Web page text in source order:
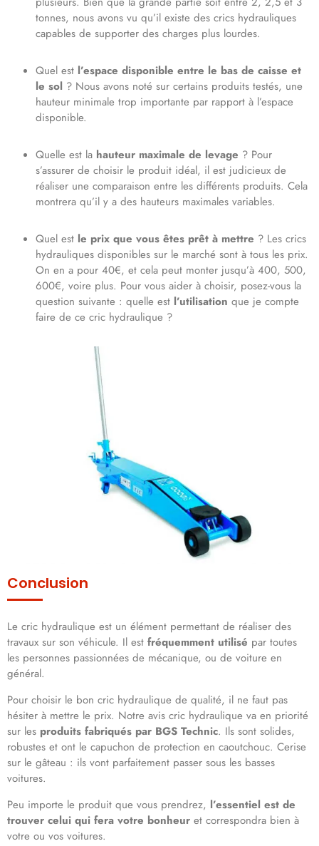
tonnes, nous avons vu qu’il existe des crics hydrauliques
capables de supporter des charges plus lourdes.
Quel est l’espace disponible entre le bas de caisse et
le sol ? Nous avons noté sur certains produits testés, une
hauteur minimale trop importante par rapport à l’espace
disponible.
Quelle est la hauteur maximale de levage ? Pour
s’assurer de choisir le produit idéal, il est judicieux de
réaliser une comparaison entre les différents produits. Cela
montrera qu’il y a des hauteurs maximales variables.
Quel est le prix que vous êtes prêt à mettre ? Les crics
hydrauliques disponibles sur le marché sont à tous les prix.
On en a pour 40€, et cela peut monter jusqu’à 400, 500,
600€, voire plus. Pour vous aider à choisir, posez-vous la
question suivante : quelle est l’utilisation que je compte
faire de ce cric hydraulique ?
Conclusion
Le cric hydraulique est un élément permettant de réaliser des
travaux sur son véhicule. Il est fréquemment utilisé par toutes
les personnes passionnées de mécanique, ou de voiture en
général.
Pour choisir le bon cric hydraulique de qualité, il ne faut pas
hésiter à mettre le prix. Notre avis cric hydraulique va en priorité
sur les produits fabriqués par BGS Technic. Ils sont solides,
robustes et ont le capuchon de protection en caoutchouc. Cerise
sur le gâteau : ils vont parfaitement passer sous les basses
voitures.
Peu importe le produit que vous prendrez, l’essentiel est de
trouver celui qui fera votre bonheur et correspondra bien à
votre ou vos voitures.